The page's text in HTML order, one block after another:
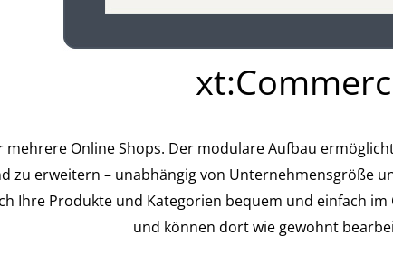
Online Shops. Der modulare Aufbau
zu erweitern – unabhängig von Unternehmensgröße
Ihre Produkte und Kategorien bequem und einfach
und können dort wie gewohnt